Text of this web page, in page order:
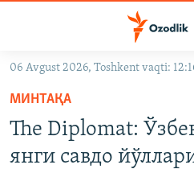
Асосий
навигацияга
ўтинг
Қидиришга
OZODVIDEO
OZODARXIV
06 Avgust 2026, Toshkent vaqti:
МИНТАҚА
The Diplomat:
янги савдо